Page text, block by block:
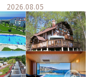
2026.08.05